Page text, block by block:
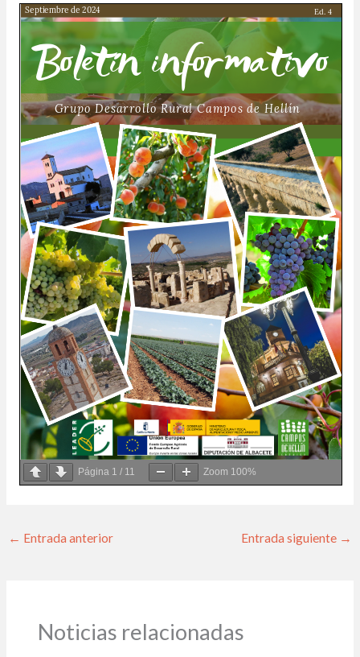
Página 1 / 11 Zoom 100%
← Entrada anterior Entrada siguiente →
Noticias relacionadas